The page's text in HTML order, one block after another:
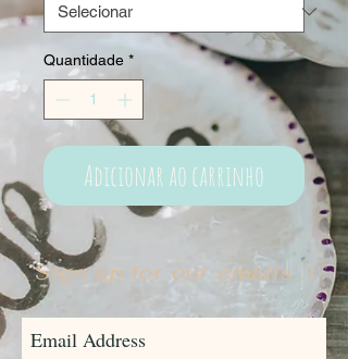
Quantidade *
Adicionar ao carrinho
Sign up for our emails :)